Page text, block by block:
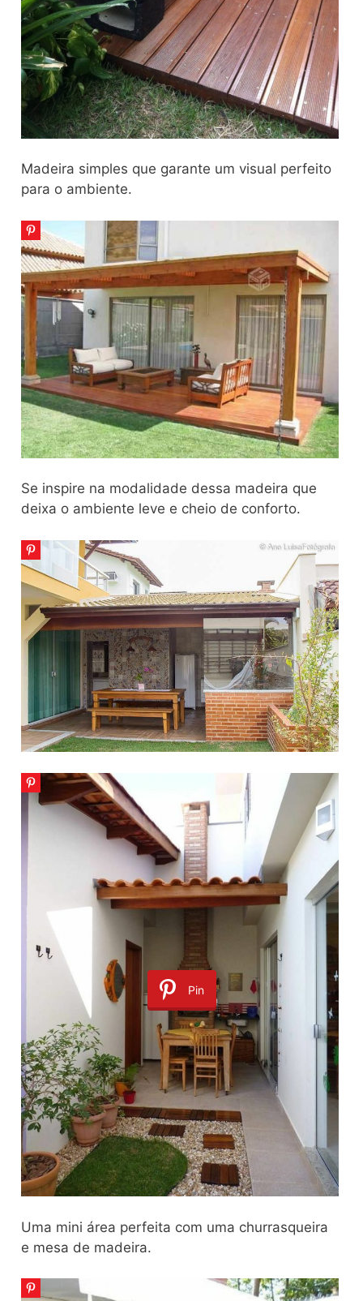
Madeira simples que garante um visual perfeito
para o ambiente.
Se inspire na modalidade dessa madeira que
deixa o ambiente leve e cheio de conforto.
Pin
Uma mini área perfeita com uma churrasqueira
e mesa de madeira.